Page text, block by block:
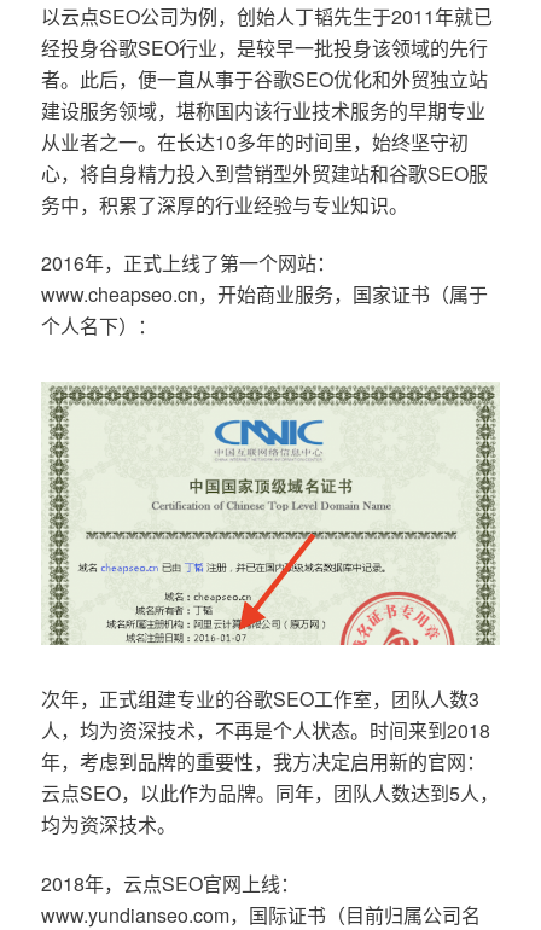
以云点SEO公司为例，创始人丁韬先生于2011年就已
经投身谷歌SEO行业，是较早一批投身该领域的先行
者。此后，便一直从事于谷歌SEO优化和外贸独立站
建设服务领域，堪称国内该行业技术服务的早期专业
从业者之一。在长达10多年的时间里，始终坚守初
心，将自身精力投入到营销型外贸建站和谷歌SEO服
务中，积累了深厚的行业经验与专业知识。
2016年，正式上线了第一个网站：
www.cheapseo.cn，开始商业服务，国家证书（属于
个人名下）：
次年，正式组建专业的谷歌SEO工作室，团队人数3
人，均为资深技术，不再是个人状态。时间来到2018
年，考虑到品牌的重要性，我方决定启用新的官网：
云点SEO，以此作为品牌。同年，团队人数达到5人，
均为资深技术。
2018年，云点SEO官网上线：
www.yundianseo.com，国际证书（目前归属公司名